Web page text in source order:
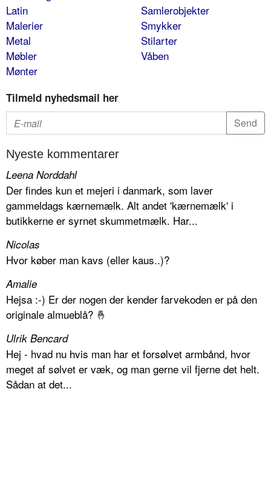
Latin
Malerier
Metal
Møbler
Mønter
Samlerobjekter
Smykker
Stilarter
Våben
Tilmeld nyhedsmail her
Nyeste kommentarer
Leena Norddahl
Der findes kun et mejeri i danmark, som laver
gammeldags kærnemælk. Alt andet 'kærnemælk' i
butikkerne er syrnet skummetmælk. Har...
Nicolas
Hvor køber man kavs (eller kaus..)?
Amalie
Hejsa :-) Er der nogen der kender farvekoden er på den
originale almueblå? 🤞
Ulrik Bencard
Hej - hvad nu hvis man har et forsølvet armbånd, hvor
meget af sølvet er væk, og man gerne vil fjerne det helt.
Sådan at det...